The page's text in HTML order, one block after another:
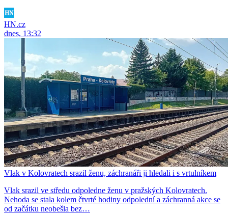
HN.cz
dnes, 13:32
Vlak v Kolovratech srazil ženu, záchranáři ji hledali i s vrtulníkem
Vlak srazil ve středu odpoledne ženu v pražských Kolovratech.
Nehoda se stala kolem čtvrté hodiny odpolední a záchranná akce se
od začátku neobešla bez…